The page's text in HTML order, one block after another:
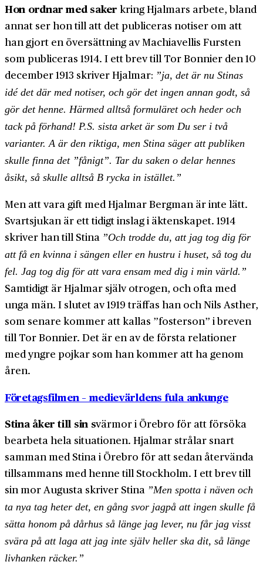
Hon ordnar med saker kring Hjalmars arbete, bland
annat ser hon till att det publiceras notiser om att
han gjort en översättning av Machiavellis Fursten
som publiceras 1914. I ett brev till Tor Bonnier den 10
december 1913 skriver Hjalmar: ”ja, det är nu Stinas
idé det där med notiser, och gör det ingen annan godt, så
gör det henne. Härmed alltså formuläret och heder och
tack på förhand! P.S. sista arket är som Du ser i två
varianter. A är den riktiga, men Stina säger att publiken
skulle finna det ”fånigt”. Tar du saken o delar hennes
åsikt, så skulle alltså B rycka in istället.”
Men att vara gift med Hjalmar Bergman är inte lätt.
Svartsjukan är ett tidigt inslag i äktenskapet. 1914
skriver han till Stina ”Och trodde du, att jag tog dig för
att få en kvinna i sängen eller en hustru i huset, så tog du
fel. Jag tog dig för att vara ensam med dig i min värld.”
Samtidigt är Hjalmar själv otrogen, och ofta med
unga män. I slutet av 1919 träffas han och Nils Asther,
som senare kommer att kallas ”fosterson” i breven
till Tor Bonnier. Det är en av de första relationer
med yngre pojkar som han kommer att ha genom
åren.
Företagsfilmen – medievärldens fula ankunge
Stina åker till sin svärmor i Örebro för att försöka
bearbeta hela situationen. Hjalmar strålar snart
samman med Stina i Örebro för att sedan återvända
tillsammans med henne till Stockholm. I ett brev till
sin mor Augusta skriver Stina ”Men spotta i näven och
ta nya tag heter det, en gång svor jagpå att ingen skulle få
sätta honom på dårhus så länge jag lever, nu får jag visst
svära på att laga att jag inte själv heller ska dit, så länge
livhanken räcker.”